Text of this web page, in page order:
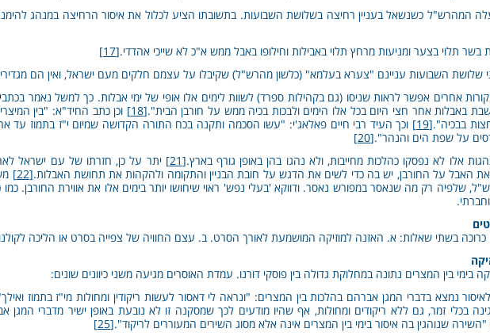
המהרש"ל כשנשאל בעניין רחיצה בשלושת השבועות. בתשובתו הציע לכלול את איסור הרחיצה במנהג להימנע
בשר תלוי בצער ומניעות מרחץ תלוי באבילות וחילופו באבל ממש א"כ לא שייכי אהדדי.[17]
שלושת השבועות עניינם "צערא בעלמא" (כלשון מהרש"ל) שקיבלו על עצמם חלקים מעם ישראל, ואין הם
אחרים אפשר לראות שניסו (גם בקהילות ספרד) לשוות לימים אלו אופי של ימי אבלות. כך למשל נאמר
באבלות אחר חצי היום בכל אלו הימים ולבכות בכיה ממש על חורבן הבית".[18]
וכן כתב החיד"א: "בין
בבכיה".[19]
וכך העיד רבי חיים פאלאג'י: "עשו הסכמה ותקנה בכח התורה הקדושה שמיום י"ז בתמוז עד
על שפת הים והנהר".[20]
אלו לא נפסקו כהלכות מחייבות, ולא נהגו בהן באופן גורף בארץ.[21]
יתר על כן, חזרתו של עם ישראל
האבל על החורבן, יש בה כדי לשים את הדגש על חובת הבניין והתקומה ולהקהות את תחושת האבלות.[22]
שלפיה רק מה שנאסר במפורש נאסר. ודווקא 'בעלי נפש' ראוי שיחושו יותר בימים אלו את אווירת החורבן. כמו
וחברתי.
כרוכה בשתי שאלות: א. האזנה למוזיקה המושמעת לאורך הסרט. ב. עצם החוויה של צפייה בסרט או הליכה
בימי בין המצרים נתונה במחלוקת גדולה בין פוסקי דורנו. עמדת האוסרים מגיעה משני כיוונים שונים:
נמצא בדברי המגן אברהם בהלכות בין המצרים: "ונראה לי דאסור לעשות ריקודין ומחולות מי"ז בתמוז
בכלי זמר, גם ללא ריקודים ומחולות, אף שהיו מודעים לכך שמסקנה זו לא נובעת באופן ישיר מדברי המגן
"השירה שנוהגין בה איסור בימי בין המצרים אינה אלא מסוג השירים המעוררים לריקוד".[25]